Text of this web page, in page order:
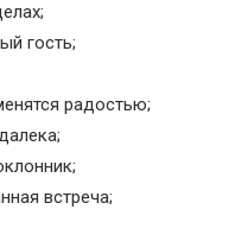
гость;
радостью;
встреча;